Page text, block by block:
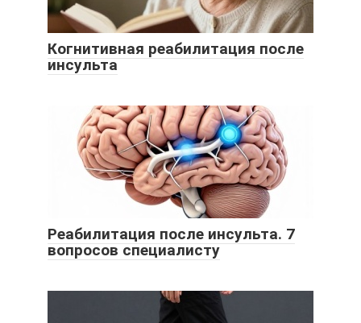
Когнитивная реабилитация после
инсульта
Реабилитация после инсульта. 7
вопросов специалисту